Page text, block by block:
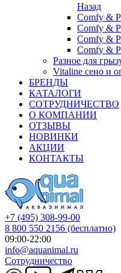
Назад
Comfy &
Comfy &
Comfy &
Comfy &
Разное для
Vitaline сено и
БРЕНДЫ
КАТАЛОГИ
СОТРУДНИЧЕСТВО
О КОМПАНИИ
ОТЗЫВЫ
НОВИНКИ
АКЦИИ
КОНТАКТЫ
+7 (495) 308-99-00
8 800 550 2156 (бесплатно)
09:00-22:00
info@aquanimal.ru
Сотрудничество